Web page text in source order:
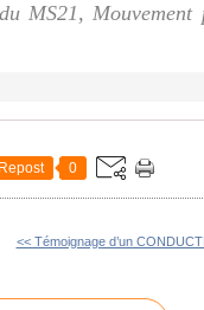
MS21,
Repost 0
<< Témoignage d’un